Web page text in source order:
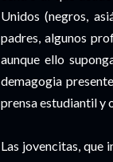
Unidos (negros,
padres, algunos
aunque ello
demagogia
prensa estudiantil y
Las jovencitas, que